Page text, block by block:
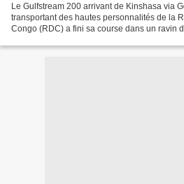
Le Gulfstream 200 arrivant de Kinshasa via
transportant des hautes personnalités de la
Congo (RDC) a fini sa course dans un ravin